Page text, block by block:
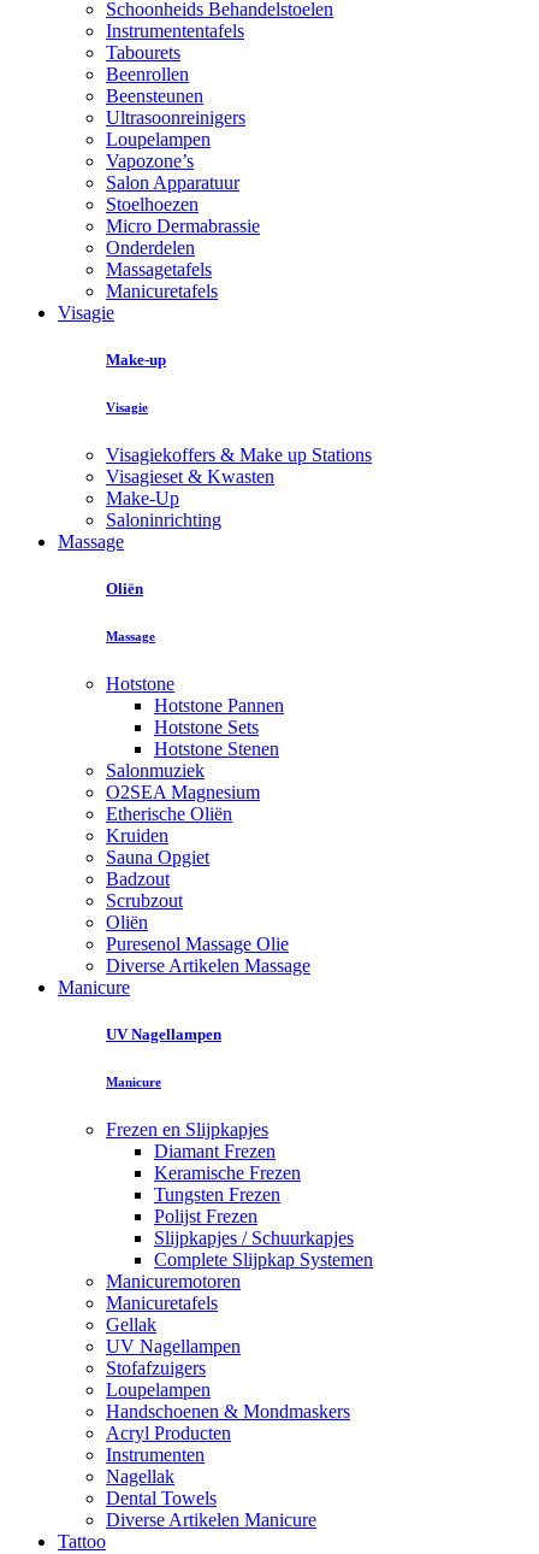
Schoonheids Behandelstoelen
Instrumententafels
Tabourets
Beenrollen
Beensteunen
Ultrasoonreinigers
Loupelampen
Vapozone’s
Salon Apparatuur
Stoelhoezen
Micro Dermabrassie
Onderdelen
Massagetafels
Manicuretafels
Visagie
Make-up
Visagie
Visagiekoffers & Make up Stations
Visagieset & Kwasten
Make-Up
Saloninrichting
Massage
Oliën
Massage
Hotstone
Hotstone Pannen
Hotstone Sets
Hotstone Stenen
Salonmuziek
O2SEA Magnesium
Etherische Oliën
Kruiden
Sauna Opgiet
Badzout
Scrubzout
Oliën
Puresenol Massage Olie
Diverse Artikelen Massage
Manicure
UV Nagellampen
Manicure
Frezen en Slijpkapjes
Diamant Frezen
Keramische Frezen
Tungsten Frezen
Polijst Frezen
Slijpkapjes / Schuurkapjes
Complete Slijpkap Systemen
Manicuremotoren
Manicuretafels
Gellak
UV Nagellampen
Stofafzuigers
Loupelampen
Handschoenen & Mondmaskers
Acryl Producten
Instrumenten
Nagellak
Dental Towels
Diverse Artikelen Manicure
Tattoo